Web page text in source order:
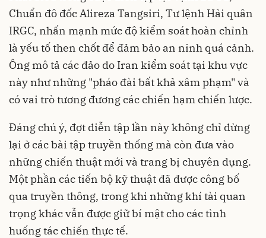
Chuẩn đô đốc Alireza Tangsiri, Tư lệnh Hải quân
IRGC, nhấn mạnh mức độ kiểm soát hoàn chỉnh
là yếu tố then chốt để đảm bảo an ninh quá cảnh.
Ông mô tả các đảo do Iran kiểm soát tại khu vực
này như những "pháo đài bất khả xâm phạm" và
có vai trò tương đương các chiến hạm chiến lược.
Đáng chú ý, đợt diễn tập lần này không chỉ dừng
lại ở các bài tập truyền thống mà còn đưa vào
những chiến thuật mới và trang bị chuyên dụng.
Một phần các tiến bộ kỹ thuật đã được công bố
qua truyền thông, trong khi những khí tài quan
trọng khác vẫn được giữ bí mật cho các tình
huống tác chiến thực tế.